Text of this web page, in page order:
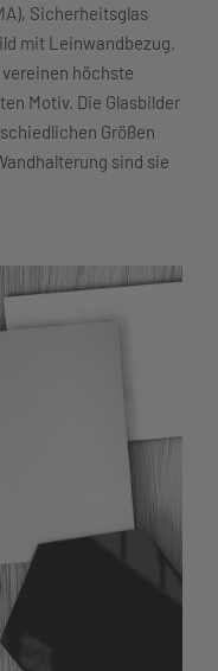
Sicherheitsglas
mit Leinwandbezug.
höchste
Motiv. Die Glasbilder
Größen
sind sie